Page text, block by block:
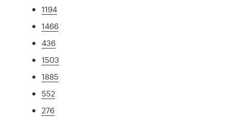
1194
1466
436
1503
1885
552
276